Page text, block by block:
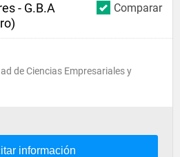
Comparar
- G.B.A
de Ciencias Empresariales y
información